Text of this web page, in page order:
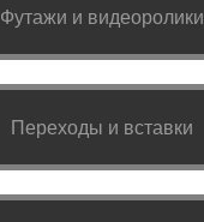
Футажи и видеоролики
Переходы и вставки